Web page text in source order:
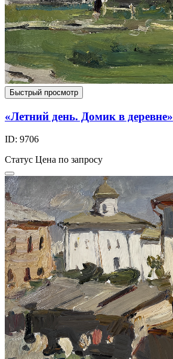
Быстрый просмотр
«Летний день. Домик в деревне»
ID: 9706
Статус Цена по запросу